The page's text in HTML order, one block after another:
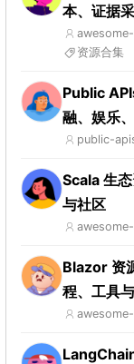
本、证据
资源合集
Public
融、娱乐
public-
Scala 生
与社区
Blazor 资
程、工具